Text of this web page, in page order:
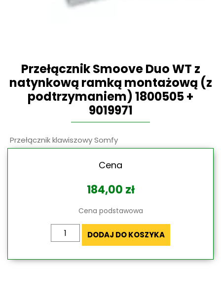
Przełącznik Smoove Duo WT z
natynkową ramką montażową (z
podtrzymaniem) 1800505 +
9019971
Przełącznik klawiszowy Somfy
Cena
184,00 zł
Cena podstawowa
ilość
Przełącznik
Duo
DODAJ DO KOSZYKA